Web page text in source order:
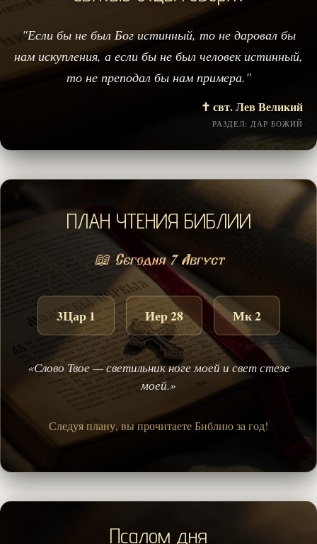
"Если бы не был Бог истинный, то не даровал бы
нам искупления, а если бы не был человек истинный,
то не преподал бы нам примера."
✝️ свт. Лев Великий
РАЗДЕЛ: ДАР БОЖИЙ
ПЛАН ЧТЕНИЯ БИБЛИИ
📖 Сегодня 7 Август
3Цар 1 Иер 28 Мк 2
«Слово Твое — светильник ноге моей и свет стезе
моей.»
Следуя плану, вы прочитаете Библию за год!
Псалом дня